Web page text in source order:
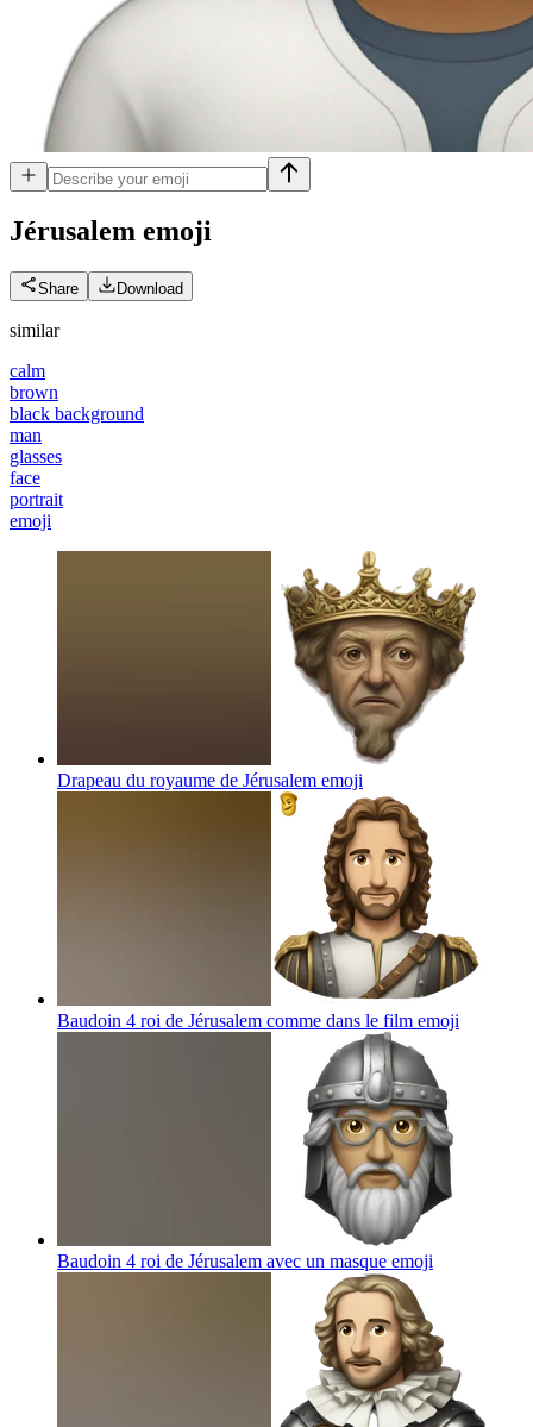
Jérusalem emoji
Share Download
similar
calm
brown
black background
man
glasses
face
portrait
emoji
Drapeau du royaume de Jérusalem emoji
Baudoin 4 roi de Jérusalem comme dans le film emoji
Baudoin 4 roi de Jérusalem avec un masque emoji